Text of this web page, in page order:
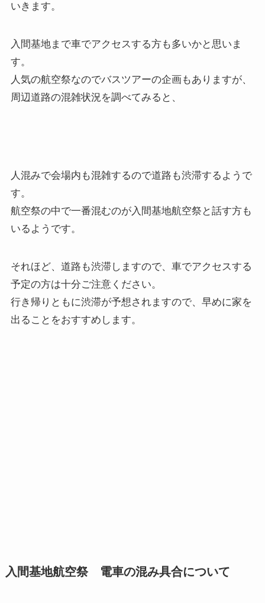
いきます。
入間基地まで車でアクセスする方も多いかと思いま
す。
人気の航空祭なのでバスツアーの企画もありますが、
周辺道路の混雑状況を調べてみると、
人混みで会場内も混雑するので道路も渋滞するようで
す。
航空祭の中で一番混むのが入間基地航空祭と話す方も
いるようです。
それほど、道路も渋滞しますので、車でアクセスする
予定の方は十分ご注意ください。
行き帰りともに渋滞が予想されますので、早めに家を
出ることをおすすめします。
入間基地航空祭 電車の混み具合について